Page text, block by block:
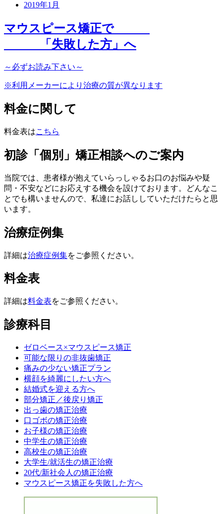
2019年1月
マウスピース矯正で
「 失敗した方 」へ
～ 必ずお読み下さい～
※利用メーカーにより治療の質が異なります
料金に関して
料金表はこちら
初診「個別」矯正相談へのご案内
当院では、患者様が抱えていらっしゃるお口のお悩みや疑
問・不安などにお応えする機会を設けております。どんなこ
とでも構いませんので、私達にお話ししていただけたらと思
います。
治療症例集
詳細は治療症例集をご参照ください。
料金表
詳細は料金表をご参照ください。
診療科目
ゼロベース×マウスピース矯正
可能な限りの非抜歯矯正
痛みの少ない矯正プラン
横顔を綺麗にしたい方へ
結婚式を迎える方へ
部分矯正／後戻り矯正
出っ歯の矯正治療
口ゴボの矯正治療
お子様の矯正治療
中学生の矯正治療
高校生の矯正治療
大学生/就活生の矯正治療
20代/新社会人の矯正治療
マウスピース矯正を失敗した方へ